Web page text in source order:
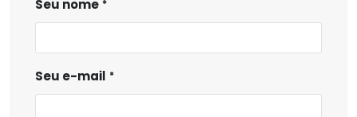
Seu nome
Seu e-mail